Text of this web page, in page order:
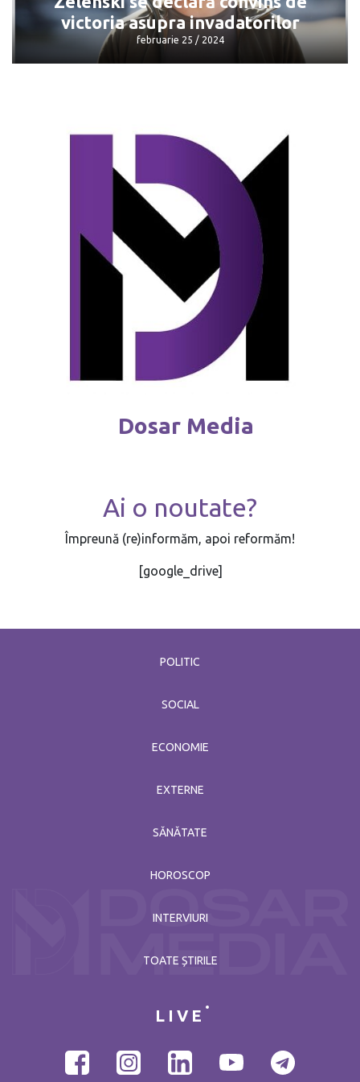
victoria asupra invadatorilor
februarie 25 / 2024
Zelenski se declară convins de victoria
asupra invadatorilor
Dosar Media
Ai o noutate?
Împreună (re)informăm, apoi reformăm!
[google_drive]
POLITIC
SOCIAL
ECONOMIE
EXTERNE
SĂNĂTATE
HOROSCOP
INTERVIURI
TOATE ȘTIRILE
LIVE